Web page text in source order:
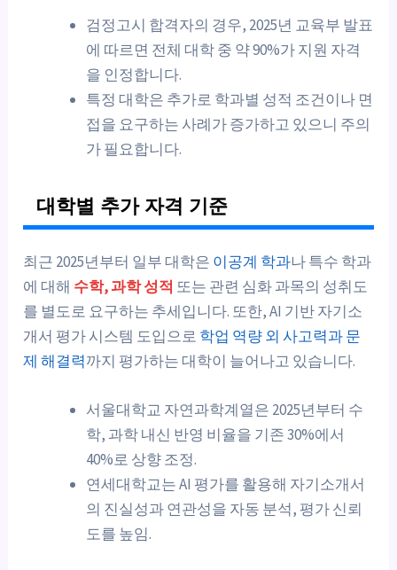
검정고시 합격자의 경우, 2025년 교육부 발표
에 따르면 전체 대학 중 약 90%가 지원 자격
을 인정합니다.
특정 대학은 추가로 학과별 성적 조건이나 면
접을 요구하는 사례가 증가하고 있으니 주의
가 필요합니다.
대학별 추가 자격 기준
최근 2025년부터 일부 대학은 이공계 학과나 특수 학과
에 대해 수학, 과학 성적 또는 관련 심화 과목의 성취도
를 별도로 요구하는 추세입니다. 또한, AI 기반 자기소
개서 평가 시스템 도입으로 학업 역량 외 사고력과 문
제 해결력까지 평가하는 대학이 늘어나고 있습니다.
서울대학교 자연과학계열은 2025년부터 수
학, 과학 내신 반영 비율을 기존 30%에서
40%로 상향 조정.
연세대학교는 AI 평가를 활용해 자기소개서
의 진실성과 연관성을 자동 분석, 평가 신뢰
도를 높임.